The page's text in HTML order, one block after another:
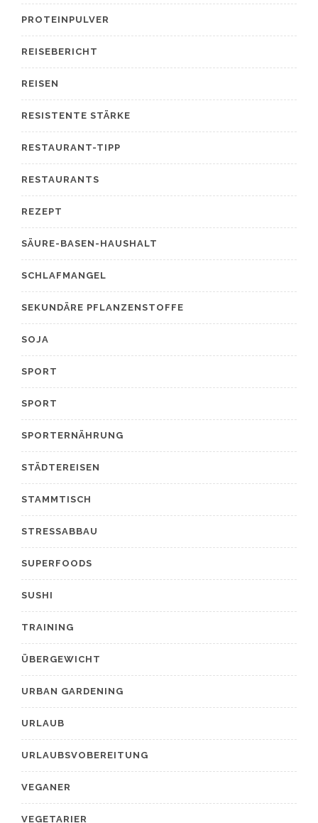
PROTEINPULVER
REISEBERICHT
REISEN
RESISTENTE STÄRKE
RESTAURANT-TIPP
RESTAURANTS
REZEPT
SÄURE-BASEN-HAUSHALT
SCHLAFMANGEL
SEKUNDÄRE PFLANZENSTOFFE
SOJA
SPORT
SPORT
SPORTERNÄHRUNG
STÄDTEREISEN
STAMMTISCH
STRESSABBAU
SUPERFOODS
SUSHI
TRAINING
ÜBERGEWICHT
URBAN GARDENING
URLAUB
URLAUBSVOBEREITUNG
VEGANER
VEGETARIER